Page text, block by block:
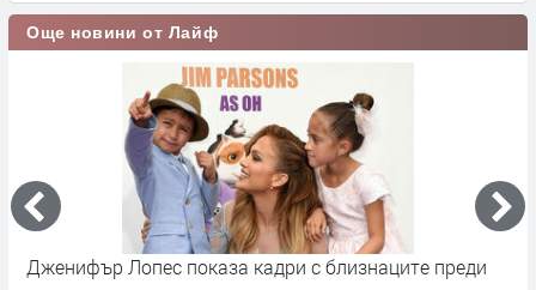
Още новини от Лайф
Сватбата на Кристиано Роналдо и Джорджина